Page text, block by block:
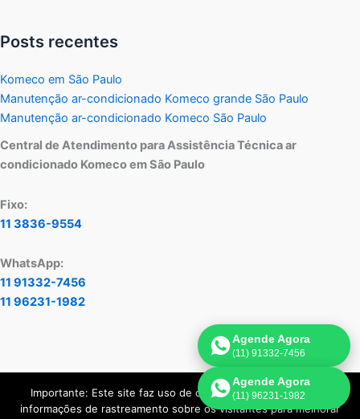
Posts recentes
Komeco em São Paulo
Manutenção ar-condicionado Komeco grande São Paulo
Manutenção ar-condicionado Komeco São Paulo
Central de Atendimento para Assistência Técnica ar
condicionado Komeco em São Paulo
Fixo:
11 3836-9554
WhatsApp:
11 91332-7456
11 96231-1982
Copyright © 2026 Assistência Técnica Ar-Condicionado Komeco
Agende Agora
(11) 91332-7456
Agende Agora
(11) 96231-1982
Importante: Este site faz uso de cookies que podem conter
informações de rastreamento sobre os visitantes para melhorar